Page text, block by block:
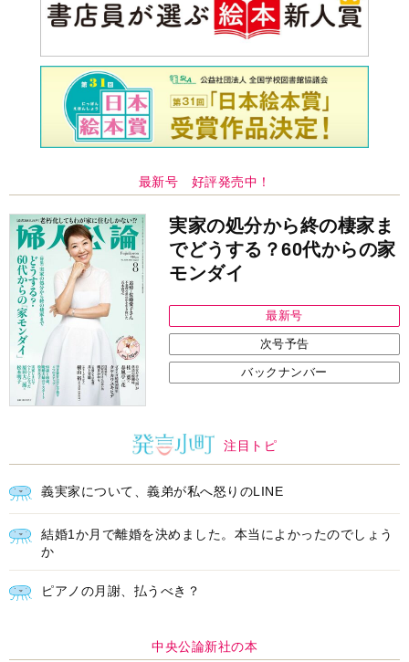
最新号 好評発売中！
実家の処分から終の棲家ま
でどうする？60代からの家
モンダイ
最新号
次号予告
バックナンバー
注目トピ
義実家について、義弟が私へ怒りのLINE
結婚1か月で離婚を決めました。本当によかったのでしょう
か
ピアノの月謝、払うべき？
中央公論新社の本